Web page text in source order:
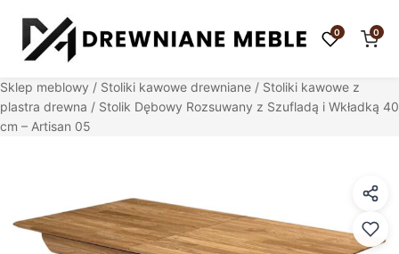
0 0
Sklep meblowy / Stoliki kawowe drewniane / Stoliki kawowe z
plastra drewna / Stolik Dębowy Rozsuwany z Szufladą i Wkładką 40
cm – Artisan 05